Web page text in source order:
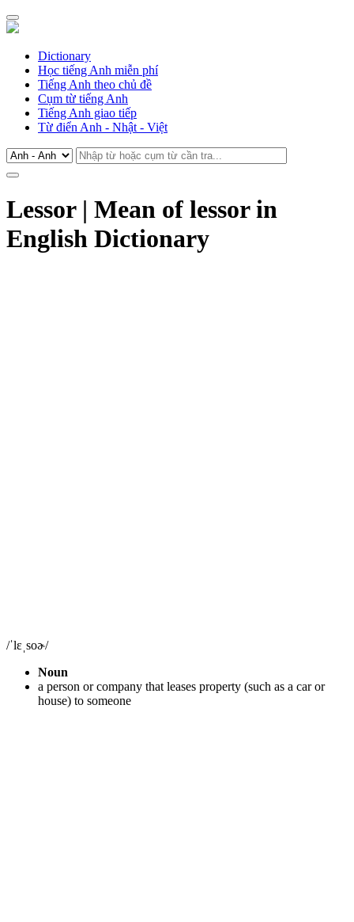
Dictionary
Học tiếng Anh miễn phí
Tiếng Anh theo chủ đề
Cụm từ tiếng Anh
Tiếng Anh giao tiếp
Từ điển Anh - Nhật - Việt
Lessor | Mean of lessor in
English Dictionary
/ˈlɛˌsoɚ/
Noun
a person or company that leases property (such as a car or
house) to someone